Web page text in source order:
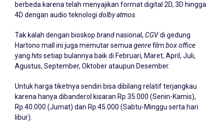
berbeda karena telah menyajikan format digital 2D, 3D hingga
4D dengan audio teknologi dolby atmos
Tak kalah dengan bioskop brandnasional, CGVdi gedung
Hartono mall ini juga memutar semua genrefilm box office
yang hitssetiap bulannya baik di Februari, Maret, April, Juli,
Agustus, September, Oktober ataupun Desember.
Untuk harga tiketnya sendiri bisa dibilang relatif terjangkau
karena hanya dibanderol kisaran Rp.35.000 (Senin-Kamis),
Rp.40.000 (Jumat) dan Rp.45.000 (Sabtu-Minggu serta hari
libur).